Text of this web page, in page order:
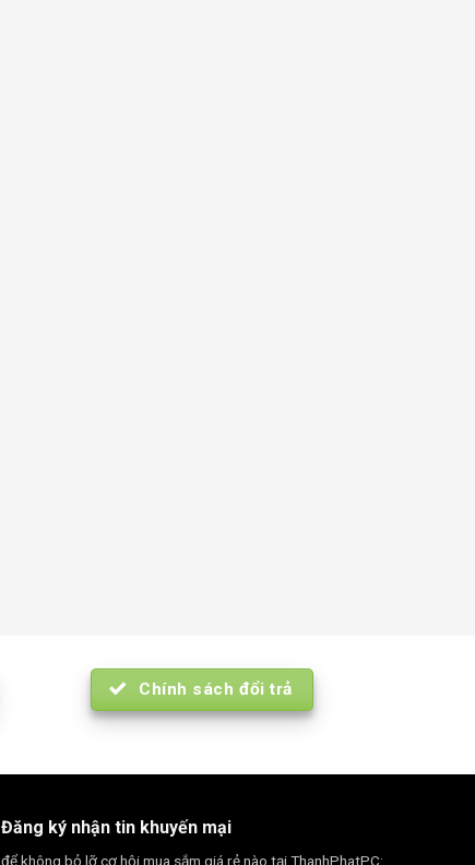
Chính sách đổi trả
Đăng ký nhận tin khuyến mại
để không bỏ lỡ cơ hội mua sắm giá rẻ nào tại ThanhPhatPC: